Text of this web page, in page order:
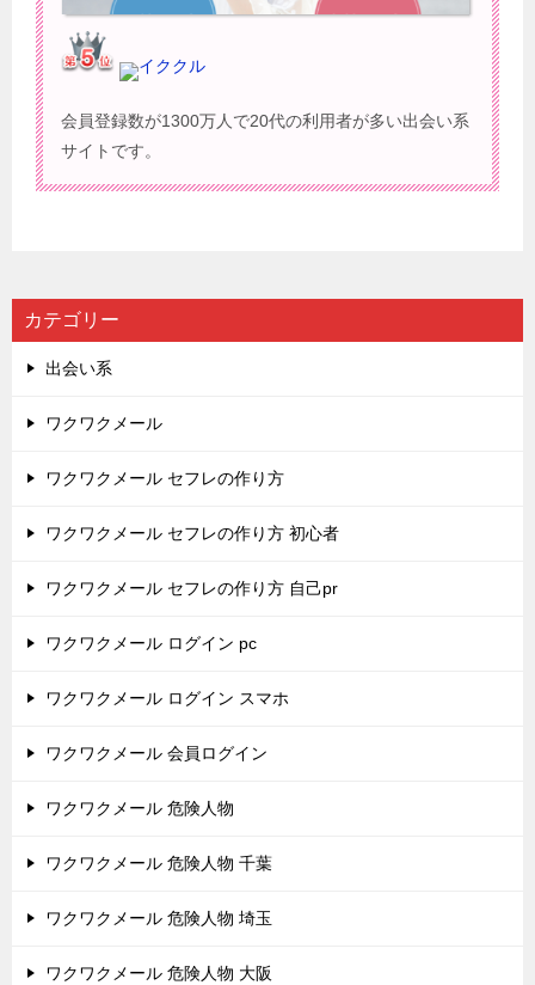
イククル
会員登録数が1300万人で20代の利用者が多い出会い系
サイトです。
カテゴリー
出会い系
ワクワクメール
ワクワクメール セフレの作り方
ワクワクメール セフレの作り方 初心者
ワクワクメール セフレの作り方 自己pr
ワクワクメール ログイン pc
ワクワクメール ログイン スマホ
ワクワクメール 会員ログイン
ワクワクメール 危険人物
ワクワクメール 危険人物 千葉
ワクワクメール 危険人物 埼玉
ワクワクメール 危険人物 大阪